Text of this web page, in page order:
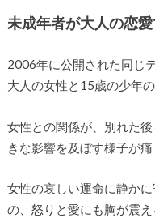
未成年者が大人の恋
2006年に公開された同じ
大人の女性と15歳の少年
女性との関係が、別れた
きな影響を及ぼす様子が痛
女性の哀しい運命に静か
の、怒りと愛にも胸が震え